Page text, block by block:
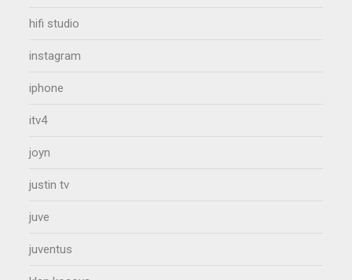
hifi studio
instagram
iphone
itv4
joyn
justin tv
juve
juventus